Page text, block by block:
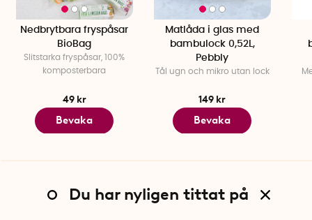
Nedbrytbara fryspåsar
BioBag
Slitstarka fryspåsar, 100%
komposterbara
49 kr
Bevaka
Matlåda i glas med
bambulock 0,52L,
Pebbly
Tål ugn och mikro utan lock
149 kr
Bevaka
Du har nyligen tittat på